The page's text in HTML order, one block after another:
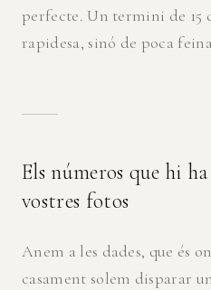
perfecte. Un termini de 15
rapidesa, sinó de poca
Els números que hi
vostres fotos
Anem a les dades, que és
casament solem disparar